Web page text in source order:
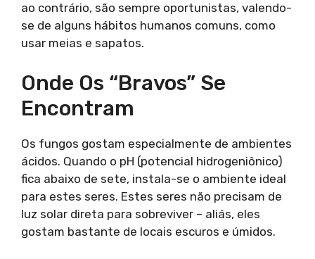
ao contrário, são sempre oportunistas, valendo-
se de alguns hábitos humanos comuns, como
usar meias e sapatos.
Onde Os “bravos” Se
Encontram
Os fungos gostam especialmente de ambientes
ácidos. Quando o pH (potencial hidrogeniônico)
fica abaixo de sete, instala-se o ambiente ideal
para estes seres. Estes seres não precisam de
luz solar direta para sobreviver – aliás, eles
gostam bastante de locais escuros e úmidos.